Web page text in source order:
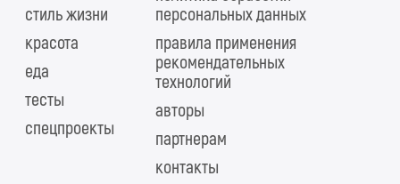
стиль жизни
красота
еда
тесты
спецпроекты
персональных данных
правила применения
рекомендательных
технологий
авторы
партнерам
контакты